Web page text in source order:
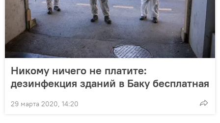
Никому ничего не платите:
дезинфекция зданий в Баку бесплатная
29 марта 2020, 14:20